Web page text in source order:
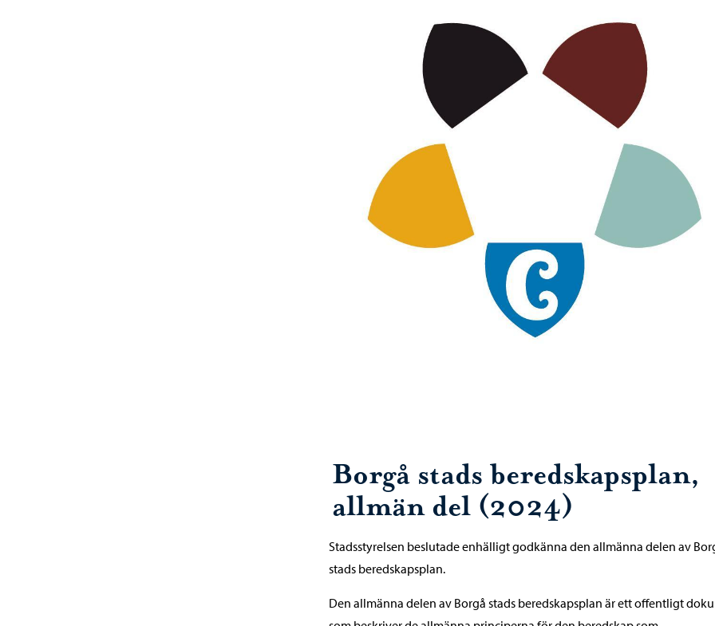
Borgå stads beredskapsplan,
allmän del (2024)
Stadsstyrelsen beslutade enhälligt godkänna den allmänna delen av
stads beredskapsplan.
Den allmänna delen av Borgå stads beredskapsplan är ett offentligt